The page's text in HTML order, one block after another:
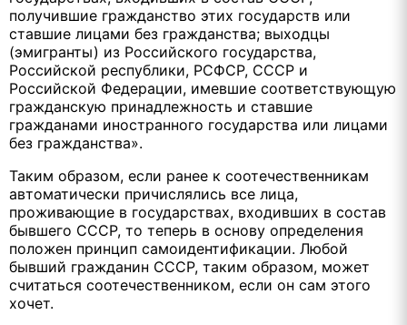
получившие гражданство этих государств или
ставшие лицами без гражданства; выходцы
(эмигранты) из Российского государства,
Российской республики, РСФСР, СССР и
Российской Федерации, имевшие соответствующую
гражданскую принадлежность и ставшие
гражданами иностранного государства или лицами
без гражданства».
Таким образом, если ранее к соотечественникам
автоматически причислялись все лица,
проживающие в государствах, входивших в состав
бывшего СССР, то теперь в основу определения
положен принцип самоидентификации. Любой
бывший гражданин СССР, таким образом, может
считаться соотечественником, если он сам этого
хочет.